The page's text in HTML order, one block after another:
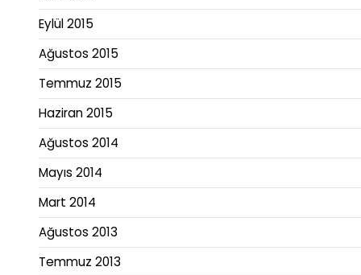
Eylül 2015
Ağustos 2015
Temmuz 2015
Haziran 2015
Ağustos 2014
Mayıs 2014
Mart 2014
Ağustos 2013
Temmuz 2013